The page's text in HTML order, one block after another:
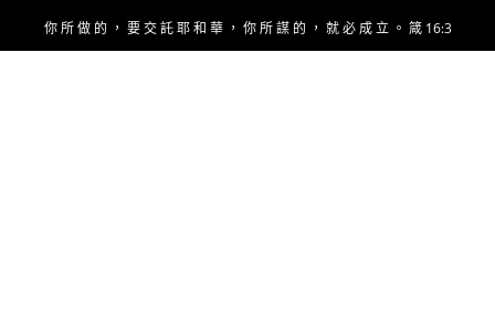
你 所 做 的 ， 要 交 託 耶 和 華 ， 你 所 謀 的 ， 就 必 成 立 。 箴 16:3